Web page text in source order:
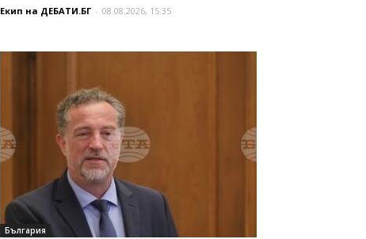
Екип на ДЕБАТИ.БГ - 08.08.2026, 15:35
България